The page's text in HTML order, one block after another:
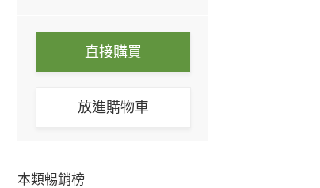
直接購買
放進購物車
本類暢銷榜